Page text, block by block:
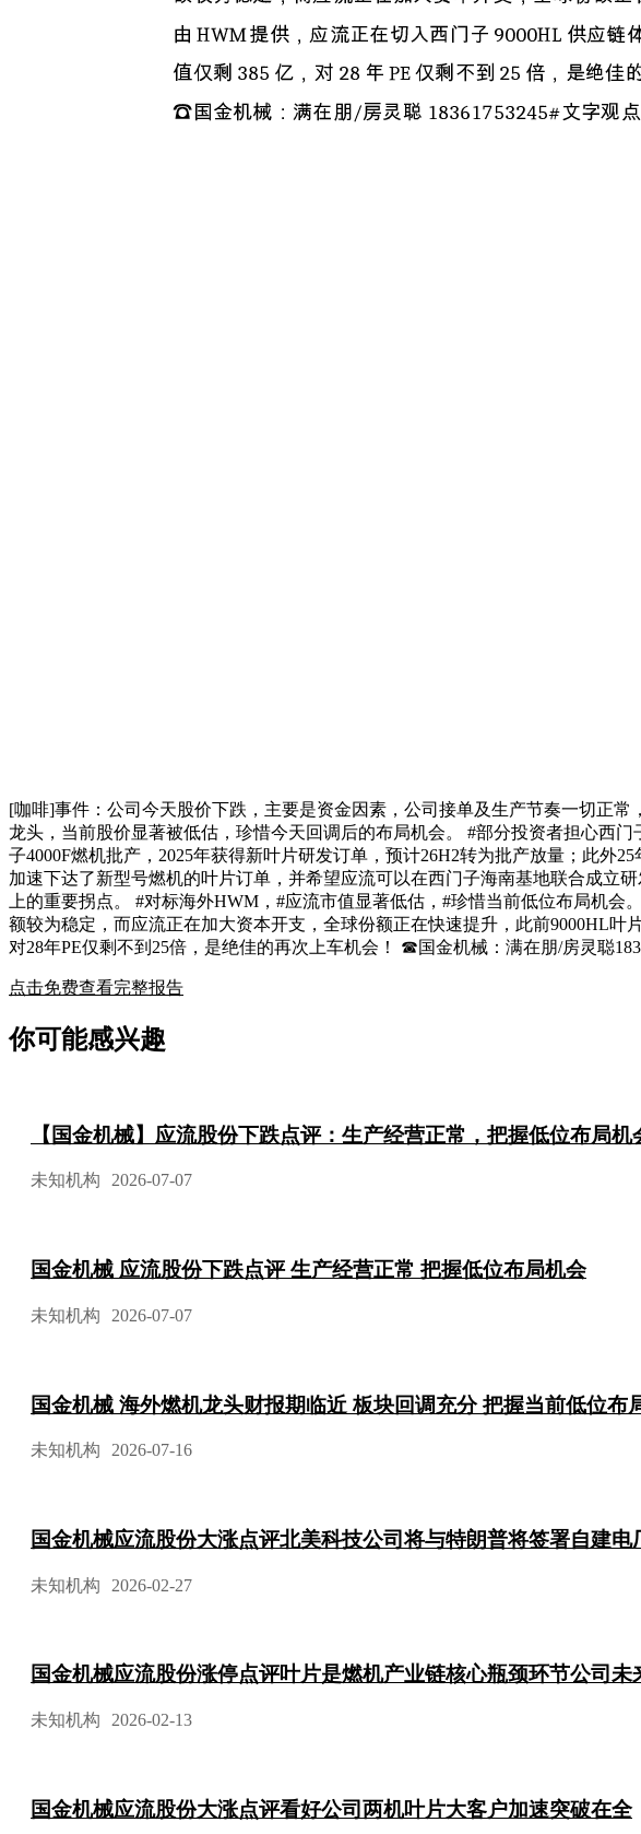
[咖啡]事件：公司今天股价下跌，主要是资金因素，公司接单及生产节奏一切正
龙头，当前股价显著被低估，珍惜今天回调后的布局机会。 #部分投资者担心西
子4000F燃机批产，2025年获得新叶片研发订单，预计26H2转为批产放量；此外
加速下达了新型号燃机的叶片订单，并希望应流可以在西门子海南基地联合成立
上的重要拐点。 #对标海外HWM，#应流市值显著低估，#珍惜当前低位布局机
额较为稳定，而应流正在加大资本开支，全球份额正在快速提升，此前9000HL
对28年PE仅剩不到25倍，是绝佳的再次上车机会！ ☎国金机械：满在朋/房灵聪
点击免费查看完整报告
你可能感兴趣
【国金机械】应流股份下跌点评：生产经营正常，把握低位布局机
未知机构 2026-07-07
国金机械 应流股份下跌点评 生产经营正常 把握低位布局机会
未知机构 2026-07-07
国金机械 海外燃机龙头财报期临近 板块回调充分 把握当前低位布
未知机构 2026-07-16
国金机械应流股份大涨点评北美科技公司将与特朗普将签署自建电
未知机构 2026-02-27
国金机械应流股份涨停点评叶片是燃机产业链核心瓶颈环节公司未
未知机构 2026-02-13
国金机械应流股份大涨点评看好公司两机叶片大客户加速突破在全